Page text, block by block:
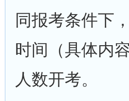
同报考条件下
时间（具体内
人数开考。